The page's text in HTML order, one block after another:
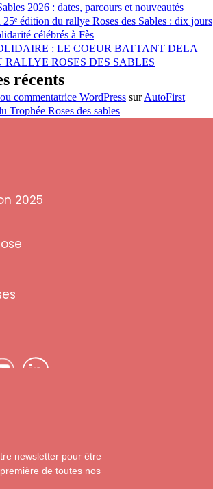
2026 : dates, parcours et nouveautés
édition du rallye Roses des Sables : dix jours
célébrés à Fès
: LE COEUR BATTANT DELA
RALLYE ROSES DES SABLES
récents
commentatrice WordPress surAutoFirst
Trophée Roses des sables
2025
newsletter pour être
de toutes nos